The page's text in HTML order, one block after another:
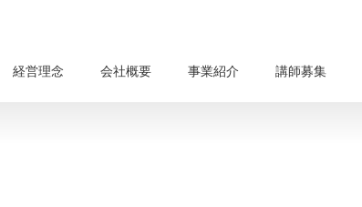
経営理念 会社概要 事業紹介 講師募集